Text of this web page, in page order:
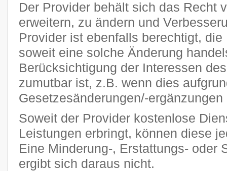
Der Provider behält sich das Recht
erweitern, zu ändern und
Provider ist ebenfalls berechtigt,
soweit eine solche Änderung
Berücksichtigung der Interessen
zumutbar ist, z.B. wenn dies
Gesetzesänderungen/-
Soweit der Provider kostenlose
Leistungen erbringt, können diese
Eine Minderung-, Erstattungs- oder
ergibt sich daraus nicht.